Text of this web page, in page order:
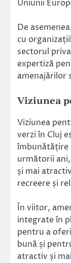
Uniunii
De
cu
sectorul
expertiză
amenajărilor
Viziunea
Viziunea
verzi în Cluj
îmbunătățire
următorii
și mai
recreere și
În viitor,
integrate în
pentru a
bună și
atractiv și